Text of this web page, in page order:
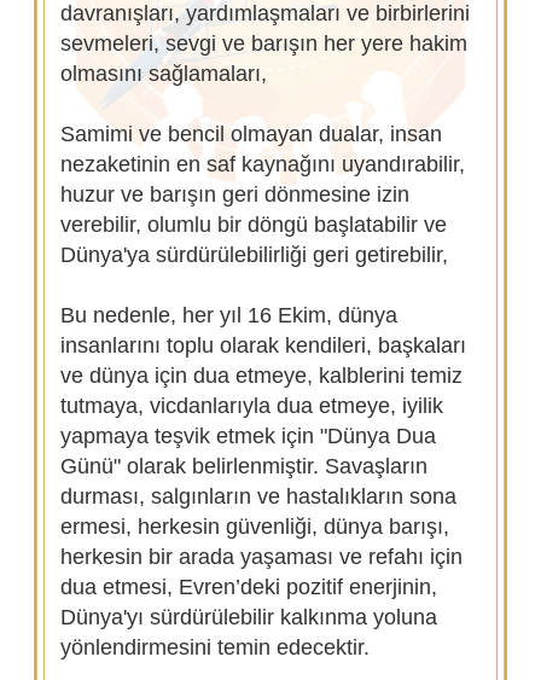
davranışları, yardımlaşmaları ve birbirlerini
sevmeleri, sevgi ve barışın her yere hakim
olmasını sağlamaları,
Samimi ve bencil olmayan dualar, insan
nezaketinin en saf kaynağını uyandırabilir,
huzur ve barışın geri dönmesine izin
verebilir, olumlu bir döngü başlatabilir ve
Dünya'ya sürdürülebilirliği geri getirebilir,
Bu nedenle, her yıl 16 Ekim, dünya
insanlarını toplu olarak kendileri, başkaları
ve dünya için dua etmeye, kalblerini temiz
tutmaya, vicdanlarıyla dua etmeye, iyilik
yapmaya teşvik etmek için "Dünya Dua
Günü" olarak belirlenmiştir. Savaşların
durması, salgınların ve hastalıkların sona
ermesi, herkesin güvenliği, dünya barışı,
herkesin bir arada yaşaması ve refahı için
dua etmesi, Evren’deki pozitif enerjinin,
Dünya'yı sürdürülebilir kalkınma yoluna
yönlendirmesini temin edecektir.